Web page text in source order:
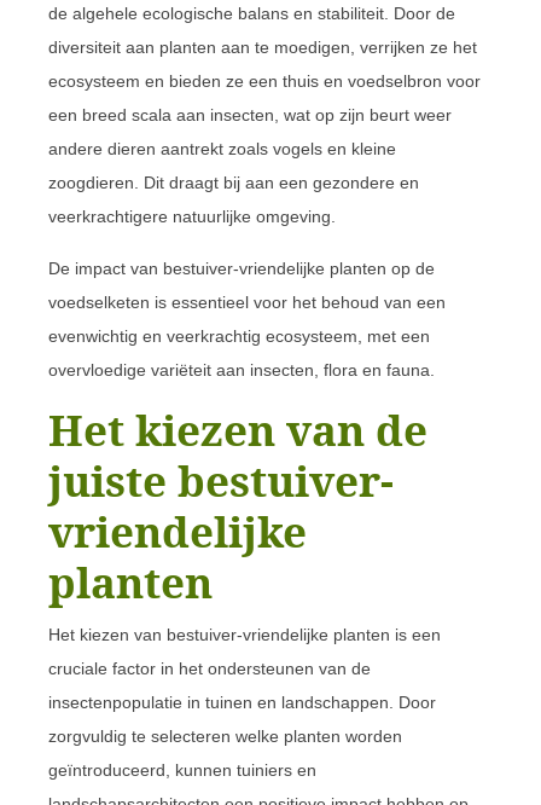
de algehele ecologische balans en stabiliteit. Door de
diversiteit aan planten aan te moedigen, verrijken ze het
ecosysteem en bieden ze een thuis en voedselbron voor
een breed scala aan insecten, wat op zijn beurt weer
andere dieren aantrekt zoals vogels en kleine
zoogdieren. Dit draagt bij aan een gezondere en
veerkrachtigere natuurlijke omgeving.
De impact van bestuiver-vriendelijke planten op de
voedselketen is essentieel voor het behoud van een
evenwichtig en veerkrachtig ecosysteem, met een
overvloedige variëteit aan insecten, flora en fauna.
Het kiezen van de
juiste bestuiver-
vriendelijke
planten
Het kiezen van bestuiver-vriendelijke planten is een
cruciale factor in het ondersteunen van de
insectenpopulatie in tuinen en landschappen. Door
zorgvuldig te selecteren welke planten worden
geïntroduceerd, kunnen tuiniers en